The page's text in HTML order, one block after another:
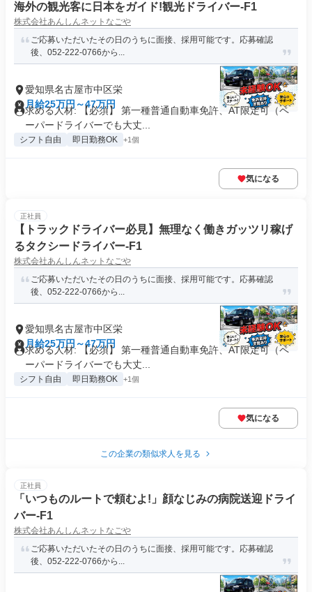
海外の観光客に日本をガイド!観光ドライバー-F1
株式会社あんしんネットなごや
ご応募いただいたその日のうちに面接、採用可能です。応募確認
後、052-222-0766から...
愛知県名古屋市中区栄
月給25万円～47万円
求める人材: 【必須】 第一種普通自動車免許、AT限定可（ペ
ーパードライバーでも大丈...
シフト自由 即日勤務OK +1個
気になる
正社員
【トラックドライバー必見】無理なく働きガッツリ稼げ
るタクシードライバー-F1
株式会社あんしんネットなごや
ご応募いただいたその日のうちに面接、採用可能です。応募確認
後、052-222-0766から...
愛知県名古屋市中区栄
月給25万円～47万円
求める人材: 【必須】 第一種普通自動車免許、AT限定可（ペ
ーパードライバーでも大丈...
シフト自由 即日勤務OK +1個
気になる
この企業の類似求人を見る
正社員
「いつものルートで頼むよ!」顔なじみの病院送迎ドライ
バー-F1
株式会社あんしんネットなごや
ご応募いただいたその日のうちに面接、採用可能です。応募確認
後、052-222-0766から...